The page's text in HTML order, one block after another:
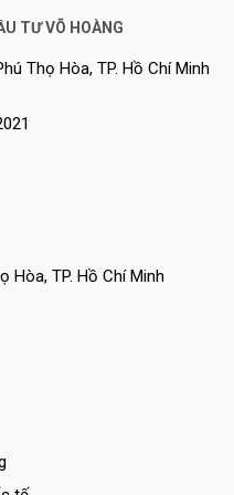
TƯ VÕ HOÀNG
Thọ Hòa, TP. Hồ Chí Minh
Hòa, TP. Hồ Chí Minh